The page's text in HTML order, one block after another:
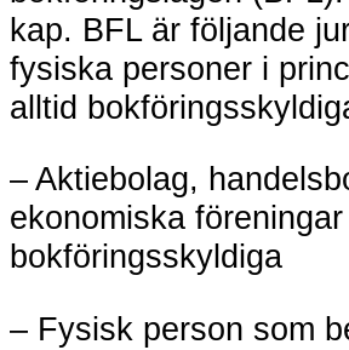
kap. BFL är följande
fysiska personer i
alltid
– Aktiebolag,
ekonomiska
bokföringsskyldiga
– Fysisk person som